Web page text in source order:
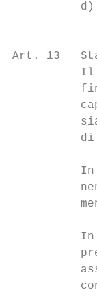
Art. 13